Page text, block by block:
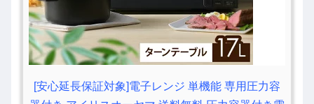
[安心延長保証対象]電子レンジ 単機能 専用圧力容